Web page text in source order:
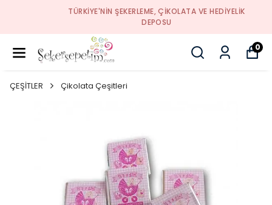
TÜRKIYE'NIN ŞEKERLEME, ÇIKOLATA VE HEDIYELIK
DEPOSU
0
ÇEŞİTLER Çikolata Çeşitleri